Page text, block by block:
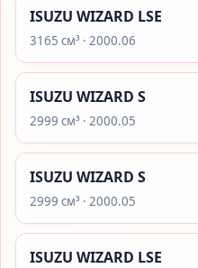
ISUZU WIZARD LSE
3165 см³ · 2000.06
ISUZU WIZARD S
2999 см³ · 2000.05
ISUZU WIZARD S
2999 см³ · 2000.05
ISUZU WIZARD LSE